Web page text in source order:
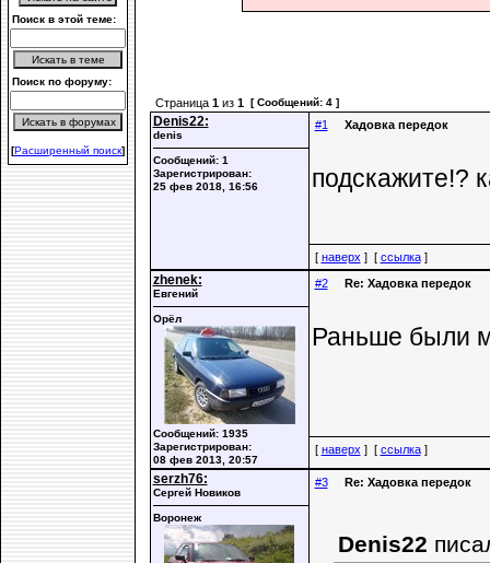
Поиск в этой теме:
Поиск по форуму:
[Расширенный поиск]
Страница 1из 1 [ Сообщений: 4 ]
Denis22:
denis
Сообщений: 1
Зарегистрирован:
25 фев 2018, 16:56
#1 Хадовка передок
подскажите!?
[ наверх ] [ ссылка]
zhenek:
Евгений
Орёл
Сообщений: 1935
Зарегистрирован:
08 фев 2013, 20:57
#2 Re: Хадовка передок
Раньше были
[ наверх ] [ ссылка]
serzh76:
Сергей Новиков
Воронеж
#3 Re: Хадовка передок
Denis22